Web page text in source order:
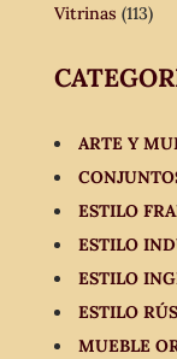
Vitrinas (113)
ARTE Y
ESTILO
ESTILO
ESTILO
ESTILO
MUEBLE